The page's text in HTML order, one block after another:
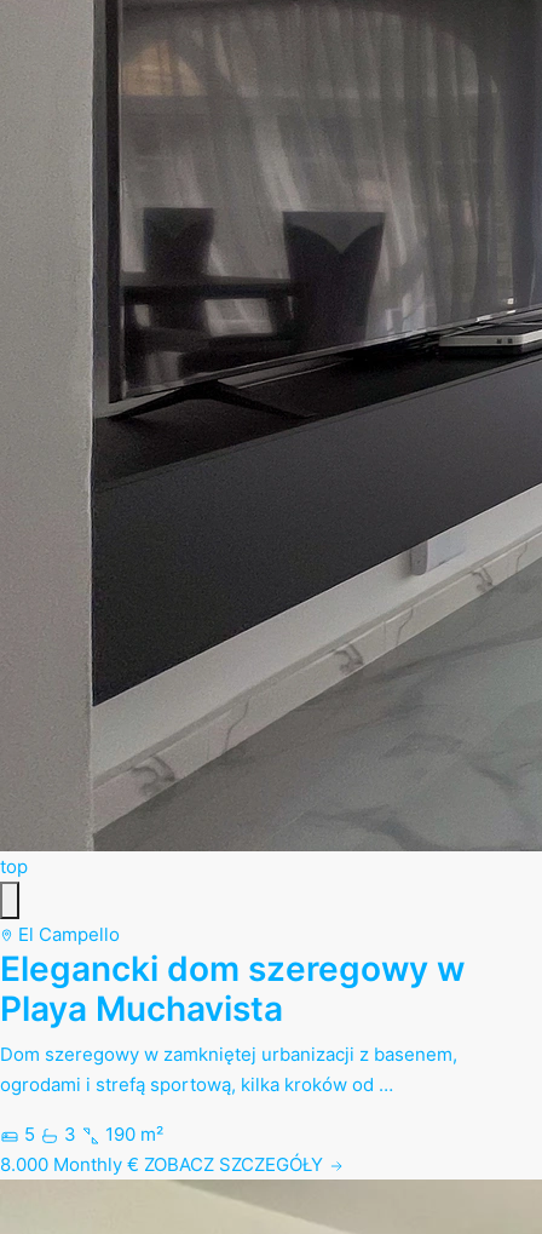
top
El Campello
Elegancki dom szeregowy w
Playa Muchavista
Dom szeregowy w zamkniętej urbanizacji z basenem,
ogrodami i strefą sportową, kilka kroków od …
5 3
190 m²
8.000 Monthly € ZOBACZ SZCZEGÓŁY